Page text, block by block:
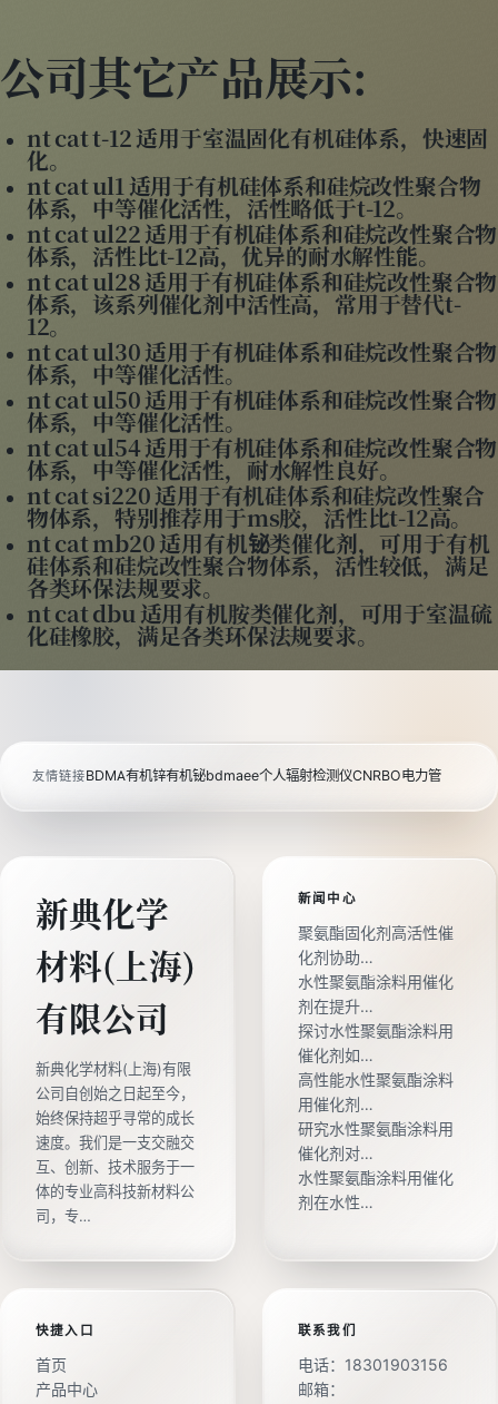
公司其它产品展示:
nt cat t-12 适用于室温固化有机硅体系，快速固
化。
nt cat ul1 适用于有机硅体系和硅烷改性聚合物
体系，中等催化活性，活性略低于t-12。
nt cat ul22 适用于有机硅体系和硅烷改性聚合物
体系，活性比t-12高，优异的耐水解性能。
nt cat ul28 适用于有机硅体系和硅烷改性聚合物
体系，该系列催化剂中活性高，常用于替代t-
12。
nt cat ul30 适用于有机硅体系和硅烷改性聚合物
体系，中等催化活性。
nt cat ul50 适用于有机硅体系和硅烷改性聚合物
体系，中等催化活性。
nt cat ul54 适用于有机硅体系和硅烷改性聚合物
体系，中等催化活性，耐水解性良好。
nt cat si220 适用于有机硅体系和硅烷改性聚合
物体系，特别推荐用于ms胶，活性比t-12高。
nt cat mb20 适用有机铋类催化剂，可用于有机
硅体系和硅烷改性聚合物体系，活性较低，满足
各类环保法规要求。
nt cat dbu 适用有机胺类催化剂，可用于室温硫
化硅橡胶，满足各类环保法规要求。
友情链接BDMA有机锌有机铋bdmaee个人辐射检测仪CNRBO电力管
新典化学
材料(上海)
有限公司
新典化学材料(上海)有限
公司自创始之日起至今，
始终保持超乎寻常的成长
速度。我们是一支交融交
互、创新、技术服务于一
体的专业高科技新材料公
司，专…
新闻中心
聚氨酯固化剂高活性催
化剂协助…
水性聚氨酯涂料用催化
剂在提升…
探讨水性聚氨酯涂料用
催化剂如…
高性能水性聚氨酯涂料
用催化剂…
研究水性聚氨酯涂料用
催化剂对…
水性聚氨酯涂料用催化
剂在水性…
快捷入口
首页
产品中心
联系我们
电话： 18301903156
邮箱：